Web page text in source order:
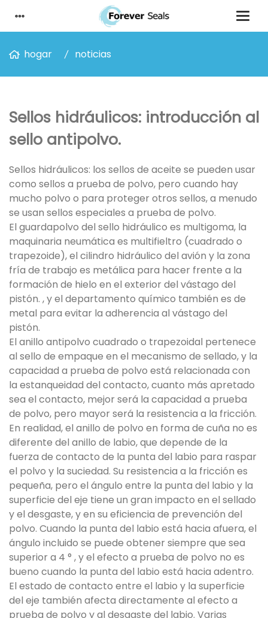
hogar noticias
Sellos hidráulicos: introducción al
sello antipolvo.
Sellos hidráulicos: los sellos de aceite se pueden usar
como sellos a prueba de polvo, pero cuando hay
mucho polvo o para proteger otros sellos, a menudo
se usan sellos especiales a prueba de polvo.
El guardapolvo del sello hidráulico es multigoma, la
maquinaria neumática es multifieltro (cuadrado o
trapezoide), el cilindro hidráulico del avión y la zona
fría de trabajo es metálica para hacer frente a la
formación de hielo en el exterior del vástago del
pistón. , y el departamento químico también es de
metal para evitar la adherencia al vástago del
pistón.
El anillo antipolvo cuadrado o trapezoidal pertenece
al sello de empaque en el mecanismo de sellado, y la
capacidad a prueba de polvo está relacionada con
la estanqueidad del contacto, cuanto más apretado
sea el contacto, mejor será la capacidad a prueba
de polvo, pero mayor será la resistencia a la fricción.
En realidad, el anillo de polvo en forma de cuña no es
diferente del anillo de labio, que depende de la
fuerza de contacto de la punta del labio para raspar
el polvo y la suciedad. Su resistencia a la fricción es
pequeña, pero el ángulo entre la punta del labio y la
superficie del eje tiene un gran impacto en el sellado
y el desgaste, y en su eficiencia de prevención del
polvo. Cuando la punta del labio está hacia afuera, el
ángulo incluido se puede obtener siempre que sea
superior a 4 ° , y el efecto a prueba de polvo no es
bueno cuando la punta del labio está hacia adentro.
El estado de contacto entre el labio y la superficie
del eje también afecta directamente al efecto a
prueba de polvo y al desgaste del labio. Varias